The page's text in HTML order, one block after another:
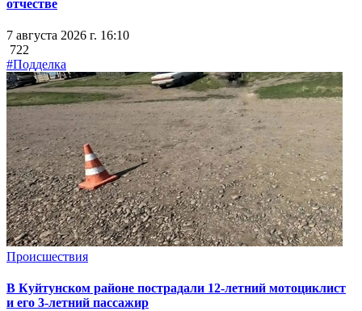
отчестве
7 августа 2026 г. 16:10
722
#Подделка
Происшествия
В Куйтунском районе пострадали 12-летний мотоциклист
и его 3-летний пассажир